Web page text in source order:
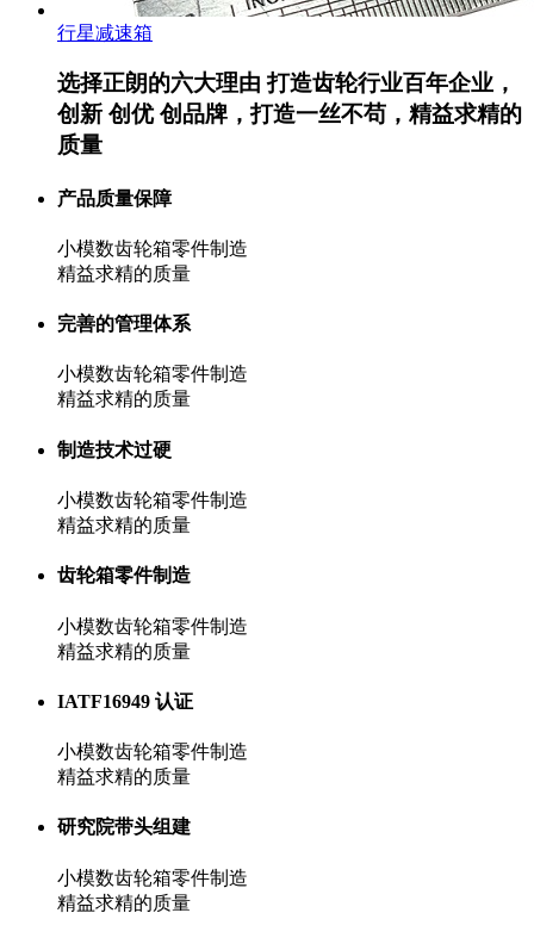
行星减速箱
选择正朗的六大理由打造齿轮行业百年企业，
创新 创优 创品牌，打造一丝不苟，精益求精的
质量
产品质量保障
小模数齿轮箱零件制造
精益求精的质量
完善的管理体系
小模数齿轮箱零件制造
精益求精的质量
制造技术过硬
小模数齿轮箱零件制造
精益求精的质量
齿轮箱零件制造
小模数齿轮箱零件制造
精益求精的质量
IATF16949 认证
小模数齿轮箱零件制造
精益求精的质量
研究院带头组建
小模数齿轮箱零件制造
精益求精的质量